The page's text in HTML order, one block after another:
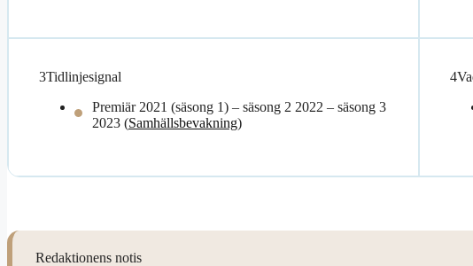
3Tidlinjesignal
Premiär 2021 (säsong 1) – säsong 2 2022 – säsong 3
2023 (Samhällsbevakning)
4
Redaktionens notis